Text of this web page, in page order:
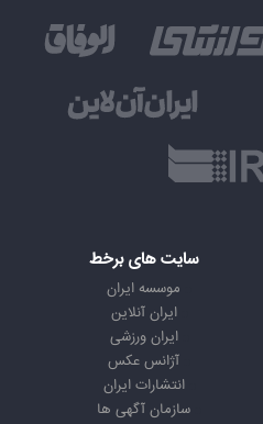
سایت های برخط
موسسه ایران
ایران آنلاین
ایران ورزشی
آژانس عکس
انتشارات ایران
سازمان آگهی ها